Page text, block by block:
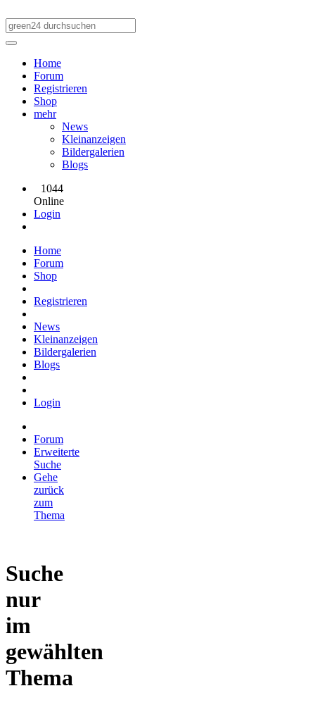
Home
Forum
Registrieren
Shop
mehr
News
Kleinanzeigen
Bildergalerien
Blogs
1044
Online
Login
Home
Forum
Shop
Registrieren
News
Kleinanzeigen
Bildergalerien
Blogs
Login
Forum
Erweiterte
Suche
Gehe
zurück
zum
Thema
Suche
nur
im
gewählten
Thema